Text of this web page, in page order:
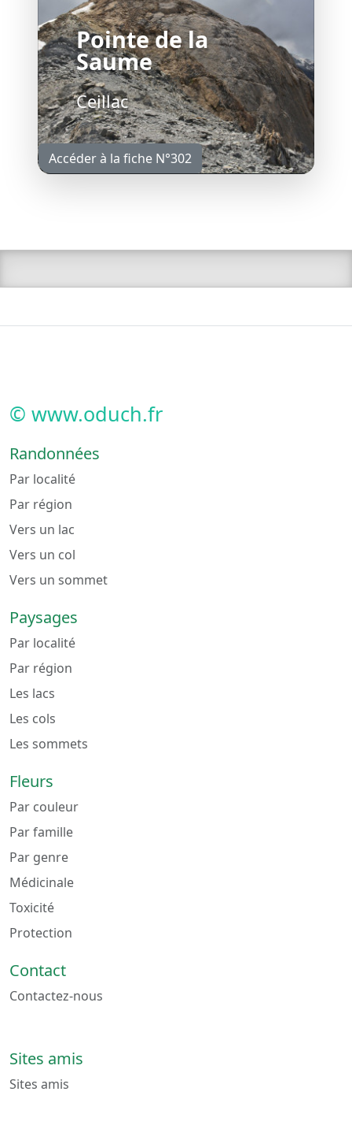
Pointe de la
Saume
Ceillac
Accéder à la fiche N°302
© www.oduch.fr
Randonnées
Par localité
Par région
Vers un lac
Vers un col
Vers un sommet
Paysages
Par localité
Par région
Les lacs
Les cols
Les sommets
Fleurs
Par couleur
Par famille
Par genre
Médicinale
Toxicité
Protection
Contact
Contactez-nous
Sites amis
Sites amis